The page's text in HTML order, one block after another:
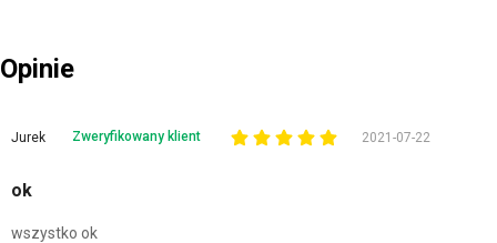
Opinie
Jurek Zweryfikowany klient 2021-07-22
ok
wszystko ok